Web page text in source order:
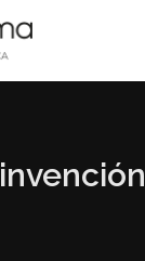
invención